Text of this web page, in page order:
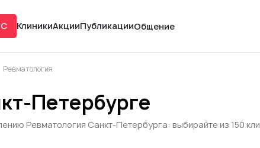
КлиникиАкцииПубликацииОбщение
Ревматология
Петербурге
Ревматология Санкт-Петербурга: выбирайте из 150